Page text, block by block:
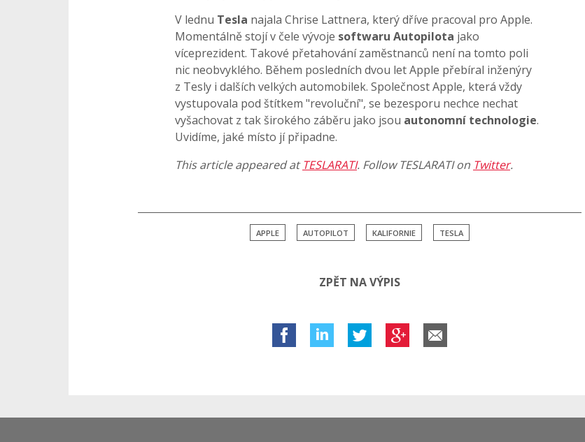
V lednu Tesla najala Chrise Lattnera, který dříve pracoval pro Apple.
Momentálně stojí v čele vývoje softwaru Autopilota jako
víceprezident. Takové přetahování zaměstnanců není na tomto poli
nic neobvyklého. Během posledních dvou let Apple přebíral inženýry
z Tesly i dalších velkých automobilek. Společnost Apple, která vždy
vystupovala pod štítkem "revoluční", se bezesporu nechce nechat
vyšachovat z tak širokého záběru jako jsou autonomní technologie.
Uvidíme, jaké místo jí připadne.
This article appeared atTESLARATI. Follow TESLARATI on Twitter.
APPLE AUTOPILOT KALIFORNIE TESLA
ZPĚT NA VÝPIS